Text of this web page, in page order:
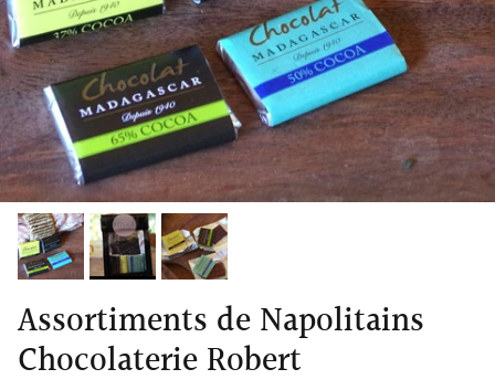
Assortiments de Napolitains
Chocolaterie Robert